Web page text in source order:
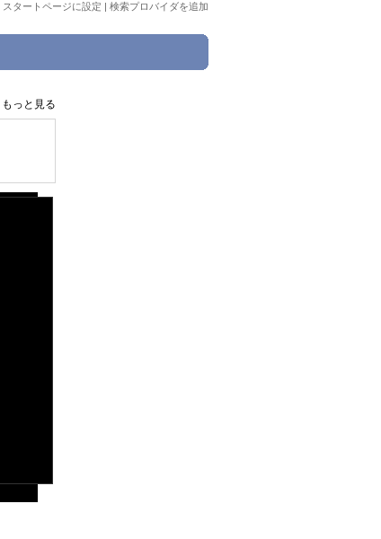
スタートページに設定 | 検索プロバイダを追加
もっと見る